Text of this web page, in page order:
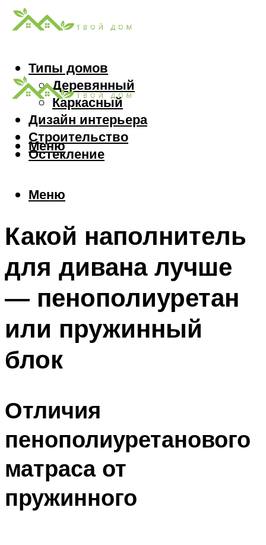
Типы домов
Деревянный
Каркасный
Дизайн интерьера
Строительство
Остекление
Меню
Меню
Какой наполнитель
для дивана лучше
— пенополиуретан
или пружинный
блок
Отличия
пенополиуретанового
матраса от
пружинного